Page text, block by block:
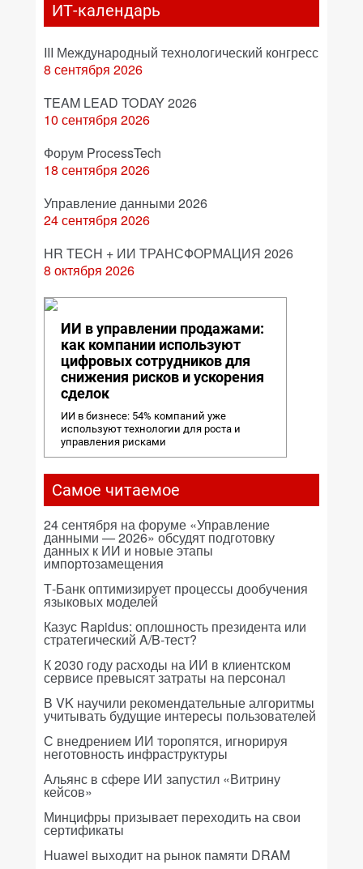
ИТ-календарь
III Международный технологический конгресс
8 сентября 2026
TEAM LEAD TODAY 2026
10 сентября 2026
Форум ProcessTech
18 сентября 2026
Управление данными 2026
24 сентября 2026
HR TECH + ИИ ТРАНСФОРМАЦИЯ 2026
8 октября 2026
ИИ в управлении продажами:
как компании используют
цифровых сотрудников для
снижения рисков и ускорения
сделок
ИИ в бизнесе: 54% компаний уже
используют технологии для роста и
управления рисками
Самое читаемое
24 сентября на форуме «Управление
данными — 2026» обсудят подготовку
данных к ИИ и новые этапы
импортозамещения
Т-Банк оптимизирует процессы дообучения
языковых моделей
Казус Rapidus: оплошность президента или
стратегический A/B-тест?
К 2030 году расходы на ИИ в клиентском
сервисе превысят затраты на персонал
В VK научили рекомендательные алгоритмы
учитывать будущие интересы пользователей
С внедрением ИИ торопятся, игнорируя
неготовность инфраструктуры
Альянс в сфере ИИ запустил «Витрину
кейсов»
Минцифры призывает переходить на свои
сертификаты
Huawei выходит на рынок памяти DRAM